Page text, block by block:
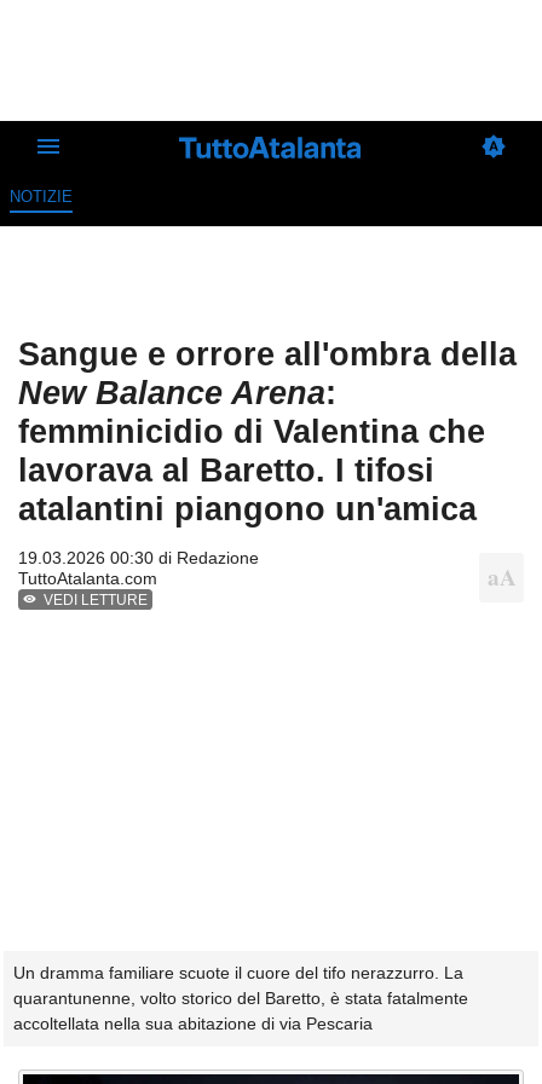
NOTIZIE
Sangue e orrore all'ombra della
New Balance Arena:
femminicidio di Valentina che
lavorava al Baretto. I tifosi
atalantini piangono un'amica
19.03.2026 00:30 di Redazione
TuttoAtalanta.com
VEDI LETTURE
Un dramma familiare scuote il cuore del tifo nerazzurro. La
quarantunenne, volto storico del Baretto, è stata fatalmente
accoltellata nella sua abitazione di via Pescaria